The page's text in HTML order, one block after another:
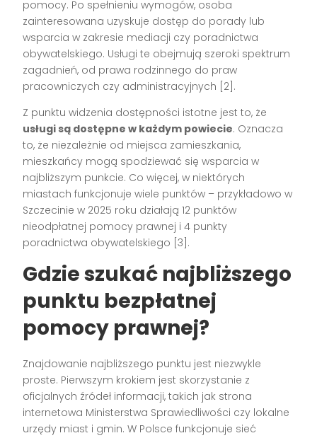
pomocy. Po spełnieniu wymogów, osoba
zainteresowana uzyskuje dostęp do porady lub
wsparcia w zakresie mediacji czy poradnictwa
obywatelskiego. Usługi te obejmują szeroki spektrum
zagadnień, od prawa rodzinnego do praw
pracowniczych czy administracyjnych [2].
Z punktu widzenia dostępności istotne jest to, że
usługi są dostępne w każdym powiecie. Oznacza
to, że niezależnie od miejsca zamieszkania,
mieszkańcy mogą spodziewać się wsparcia w
najbliższym punkcie. Co więcej, w niektórych
miastach funkcjonuje wiele punktów – przykładowo w
Szczecinie w 2025 roku działają 12 punktów
nieodpłatnej pomocy prawnej i 4 punkty
poradnictwa obywatelskiego [3].
Gdzie szukać najbliższego
punktu bezpłatnej
pomocy prawnej?
Znajdowanie najbliższego punktu jest niezwykle
proste. Pierwszym krokiem jest skorzystanie z
oficjalnych źródeł informacji, takich jak strona
internetowa Ministerstwa Sprawiedliwości czy lokalne
urzędy miast i gmin. W Polsce funkcjonuje sieć